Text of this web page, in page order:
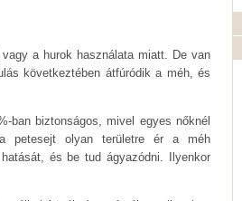
a hurok használata miatt. De van
következtében átfúródik a méh, és
ban biztonságos, mivel egyes nőknél
petesejt olyan területre ér a méh
és be tud ágyazódni. Ilyenkor